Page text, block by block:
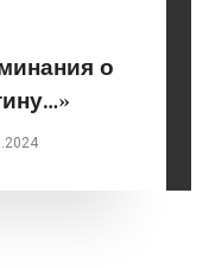
о